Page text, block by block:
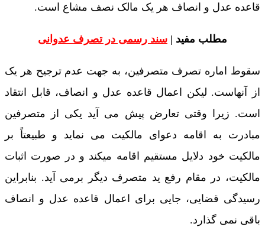
قاعده عدل و انصاف هر یک مالک نصف مشاع است.
مطلب مفید | سند رسمی در تصرف عدوانی
سقوط اماره تصرف متصرفین، به جهت عدم ترجیح هر یک
از آنهاست. لیکن اعمال قاعده عدل و انصاف، قابل انتقاد
است. زیرا وقتی تعارض پیش می آید یکی از متصرفین
مبادرت به اقامه دعوای مالکیت می نماید و طبیعتاً بر
مالکیت خود دلایل مستقیم اقامه میکند و در صورت اثبات
مالکیت، در مقام رفع ید متصرف دیگر برمی آید. بنابراین
رسیدگی قضایی، جایی برای اعمال قاعده عدل و انصاف
باقی نمی گذارد.